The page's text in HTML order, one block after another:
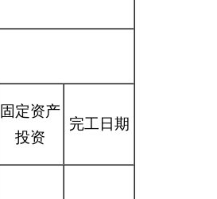
固定资产
投资
完工日期